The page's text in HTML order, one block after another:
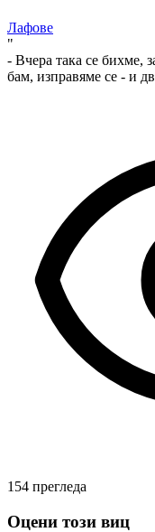
Лафове
"
- Вчера така се бихме,
бам, изправяме се - и
154 прегледа
Оцени този виц